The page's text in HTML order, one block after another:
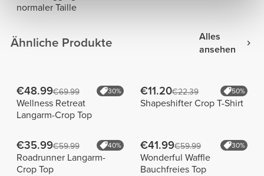
normaler Taille
Ähnliche Produkte
Alles
ansehen
€48.99€69.99 30%
Wellness Retreat
Langarm-Crop Top
€11.20€22.39 50%
Shapeshifter Crop T-Shirt
€35.99€59.99 40%
Roadrunner Langarm-
Crop Top
€41.99€59.99 30%
Wonderful Waffle
Bauchfreies Top